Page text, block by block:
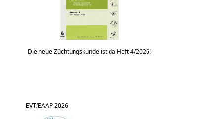
Die neue Züchtungskunde ist da Heft 4/2026!
EVT/EAAP 2026